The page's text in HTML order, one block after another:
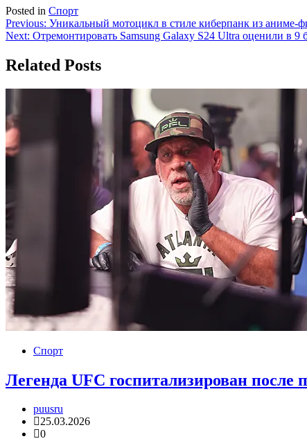
Posted in Спорт
Навигация
по
записям
Previous: Уникальный мотоцикл в стиле киберпанк из аниме-
Next: Отремонтировать Samsung Galaxy S24 Ultra оценили в
Related Posts
Спорт
Легенда UFC госпитализирован после
puusru
25.03.2026
0